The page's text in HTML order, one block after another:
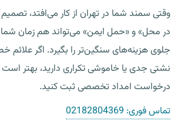
وقتی سمند شما در تهران از کار می‌افتد،
در محل» و «حمل ایمن» می‌تواند هم زمان
جلوی هزینه‌های سنگین‌تر را بگیرد. اگر علائم
نشتی جدی یا خاموشی تکراری دارید، بهتر
درخواست امداد تخصصی ثبت کنید.
تماس فوری: 02182804369